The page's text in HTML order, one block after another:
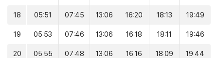
18 05:51 07:45 13:06 16:20 18:13 19:49
19 05:53 07:46 13:06 16:18 18:11 19:46
20 05:55 07:48 13:06 16:16 18:09 19:44